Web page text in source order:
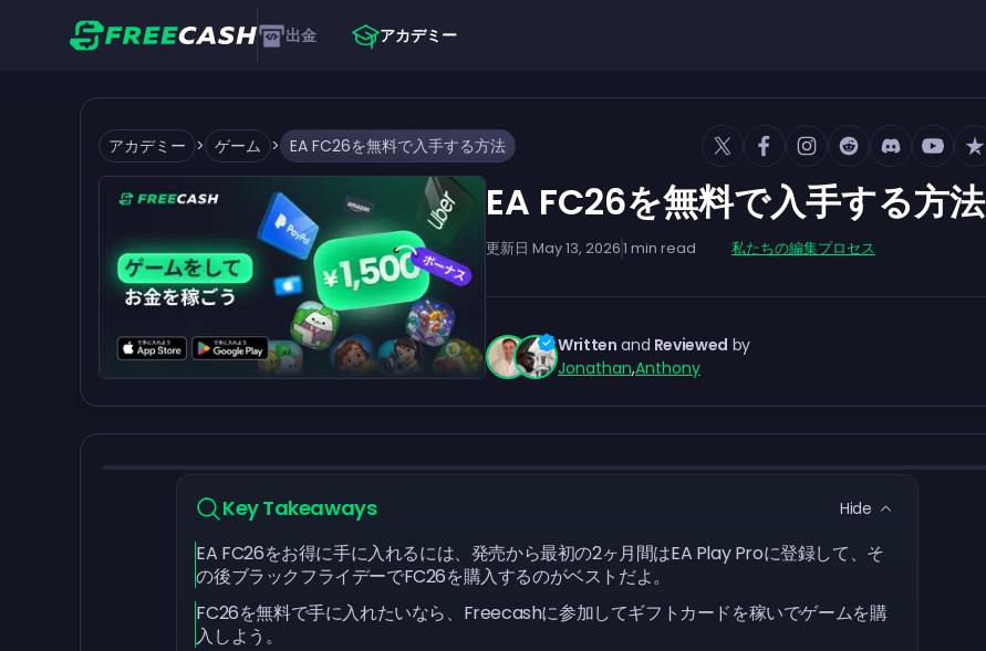
出金 アカデミー
アカデミー > ゲーム > EA FC26を無料で入手する方法
EA FC26を無料で入手する方法
更新日 May 13, 20261 min read 私たちの編集プロセス
Written and Reviewed by
Jonathan,Anthony
Key Takeaways Hide
EA FC26をお得に手に入れるには、発売から最初の2ヶ月間はEA Play Proに登録して、そ
の後ブラックフライデーでFC26を購入するのがベストだよ。
FC26を無料で手に入れたいなら、Freecashに参加してギフトカードを稼いでゲームを購
入しよう。